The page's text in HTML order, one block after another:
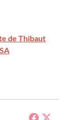
de Thibaut